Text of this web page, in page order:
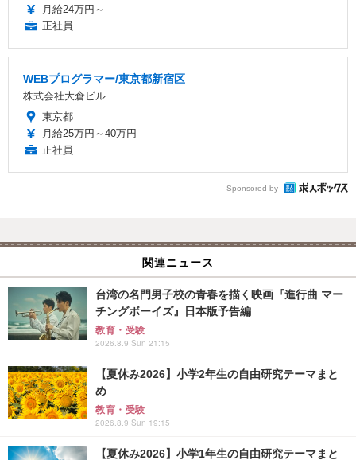
月給24万円～
正社員
WEBプログラマー/東京都新宿区
株式会社大倉ビル
東京都
月給25万円～40万円
正社員
Sponsored by
関連ニュース
台湾の名門男子校の青春を描く映画『進行曲 マー
チングボーイズ』日本版予告編
教育・受験
2026.8.9 Sun 21:15
【夏休み2026】小学2年生の自由研究テーマまと
め
教育・受験
2026.8.9 Sun 19:15
【夏休み2026】小学1年生の自由研究テーマまと